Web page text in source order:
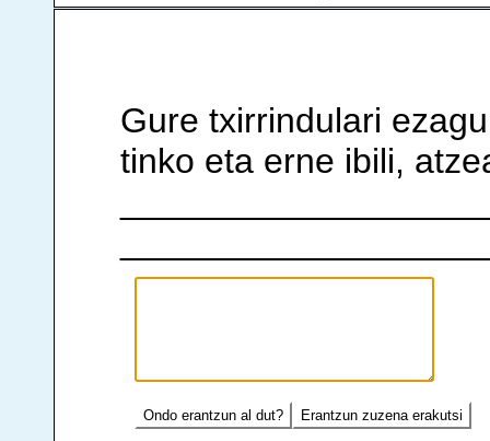
Gure txirrindulari
tinko eta erne ibili,
Ondo erantzun al dut? Erantzun zuzena erakutsi